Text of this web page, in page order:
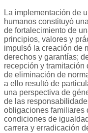
La implementación de
humanos constituyó
de fortalecimiento de
principios, valores y
impulsó la creación de
derechos y garantías;
recepción y tramitación
de eliminación de
a ello resultó de
una perspectiva de
de las
obligaciones familiares
condiciones de
carrera y erradicación